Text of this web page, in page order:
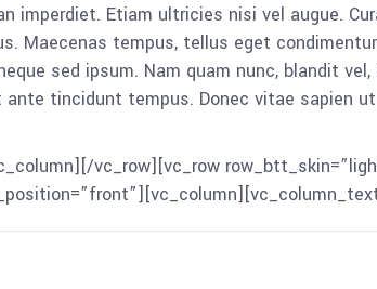
imperdiet. Etiam ultricies nisi vel augue.
Maecenas tempus, tellus eget
sed ipsum. Nam quam nunc, blandit
ante tincidunt tempus. Donec vitae sapien
vc_row][vc_row